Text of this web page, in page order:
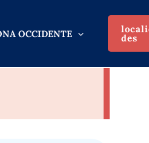
OCCIDENTE des